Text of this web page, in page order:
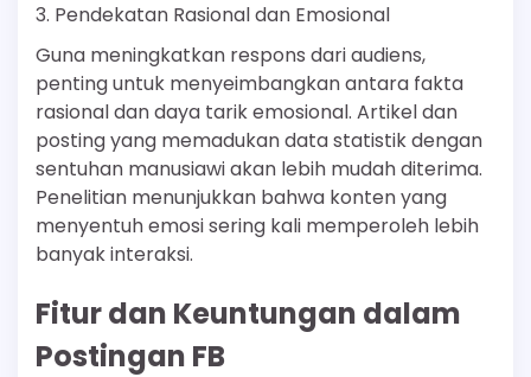
3. Pendekatan Rasional dan Emosional
Guna meningkatkan respons dari audiens,
penting untuk menyeimbangkan antara fakta
rasional dan daya tarik emosional. Artikel dan
posting yang memadukan data statistik dengan
sentuhan manusiawi akan lebih mudah diterima.
Penelitian menunjukkan bahwa konten yang
menyentuh emosi sering kali memperoleh lebih
banyak interaksi.
Fitur dan Keuntungan dalam
Postingan FB